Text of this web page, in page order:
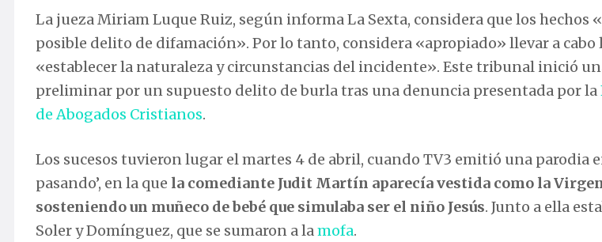
La jueza Miriam Luque Ruiz, según informa La Sexta, considera que los
posible delito de difamación». Por lo tanto, considera «apropiado» llevar a cabo
«establecer la naturaleza y circunstancias del incidente». Este tribunal inició
preliminar por un supuesto delito de burla tras una denuncia presentada por la
de Abogados Cristianos.
Los sucesos tuvieron lugar el martes 4 de abril, cuando TV3 emitió una parodia
pasando’, en la que la comediante Judit Martín aparecía vestida como la
sosteniendo un muñeco de bebé que simulaba ser el niño Jesús. Junto a ella
Soler y Domínguez, que se sumaron a lamofa.